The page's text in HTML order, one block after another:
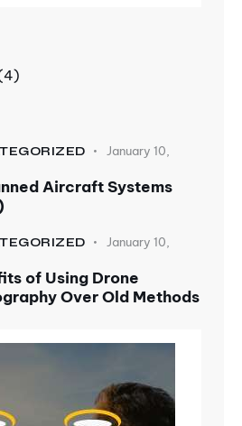
January 10,
Aircraft Systems
January 10,
of Using Drone
Over Old Methods